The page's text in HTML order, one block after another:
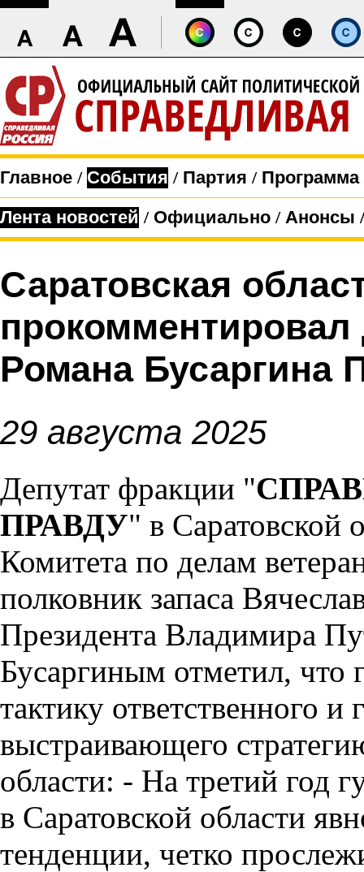
Главное / События / Партия / Программа
Лента новостей / Официально / Анонсы
Саратовская
прокомментировал
Романа Бусаргина
29 августа 2025
Депутат фракции "
ПРАВДУ" в Саратовской
Комитета по делам
полковник запаса
Президента Владимира
Бусаргиным отметил, что
тактику ответственного
выстраивающего
области: - На третий год
в Саратовской области
тенденции, четко